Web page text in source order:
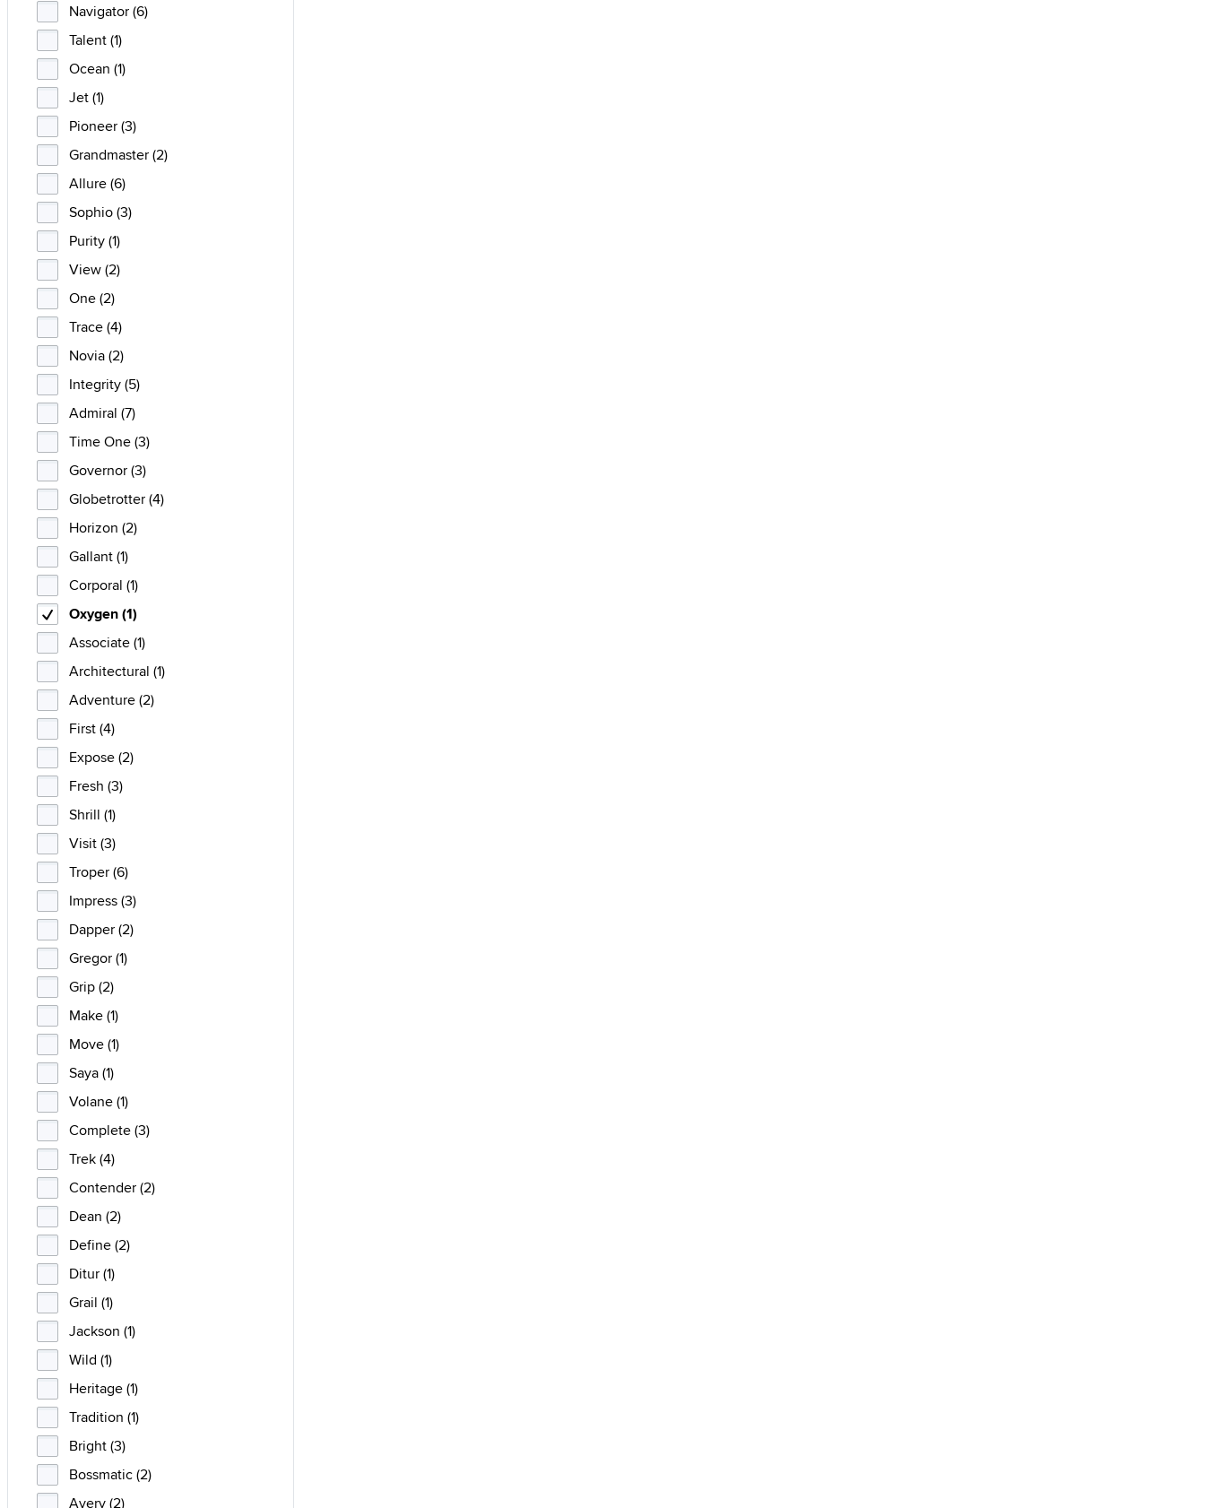
Navigator (6)
Talent (1)
Ocean (1)
Jet (1)
Pioneer (3)
Grandmaster (2)
Allure (6)
Sophio (3)
Purity (1)
View (2)
One (2)
Trace (4)
Novia (2)
Integrity (5)
Admiral (7)
Time One (3)
Governor (3)
Globetrotter (4)
Horizon (2)
Gallant (1)
Corporal (1)
Oxygen (1)
Associate (1)
Architectural (1)
Adventure (2)
First (4)
Expose (2)
Fresh (3)
Shrill (1)
Visit (3)
Troper (6)
Impress (3)
Dapper (2)
Gregor (1)
Grip (2)
Make (1)
Move (1)
Saya (1)
Volane (1)
Complete (3)
Trek (4)
Contender (2)
Dean (2)
Define (2)
Ditur (1)
Grail (1)
Jackson (1)
Wild (1)
Heritage (1)
Tradition (1)
Bright (3)
Bossmatic (2)
Avery (2)